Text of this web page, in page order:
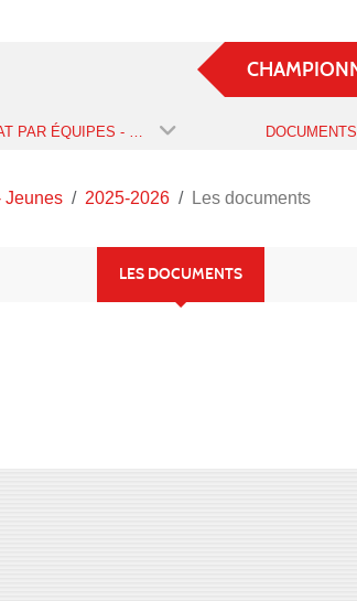
DOCUMENTS
Jeunes 2025-2026 Les documents
LES DOCUMENTS